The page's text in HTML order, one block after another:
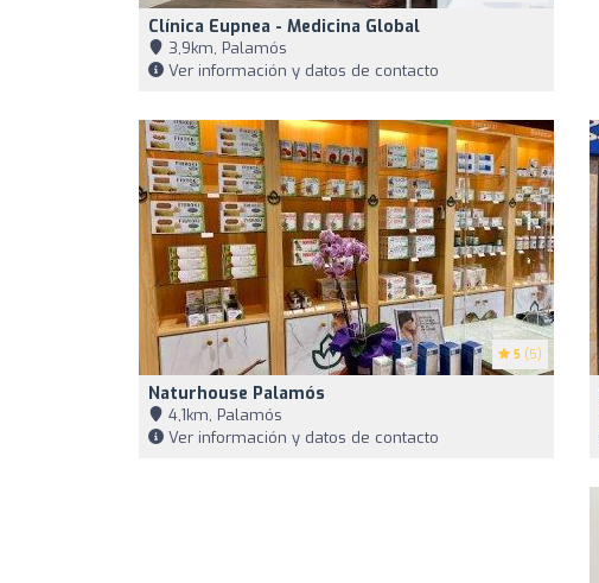
Clínica Eupnea - Medicina Global
3,9km, Palamós
Ver información y datos de contacto
5 (5)
Naturhouse Palamós
4,1km, Palamós
Ver información y datos de contacto